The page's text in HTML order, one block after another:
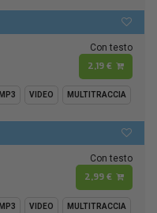
Con testo
2,19 €
MP3 VIDEO MULTITRACCIA
Con testo
2,99 €
MP3 VIDEO MULTITRACCIA